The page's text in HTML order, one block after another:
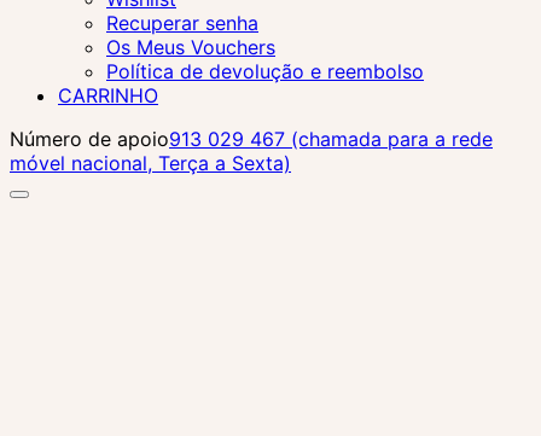
Recuperar senha
Os Meus Vouchers
Política de devolução e reembolso
CARRINHO
Número de apoio913 029 467 (chamada para a rede
móvel nacional, Terça a Sexta)